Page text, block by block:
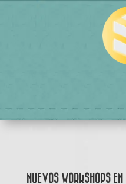
NUEVOS WORKSHOPS EN